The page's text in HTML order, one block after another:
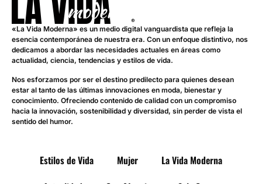
«La Vida Moderna» es un medio digital vanguardista que refleja la
esencia contemporánea de nuestra era. Con un enfoque distintivo, nos
dedicamos a abordar las necesidades actuales en áreas como
actualidad, ciencia, tendencias y estilos de vida.
Nos esforzamos por ser el destino predilecto para quienes desean
estar al tanto de las últimas innovaciones en moda, bienestar y
conocimiento. Ofreciendo contenido de calidad con un compromiso
hacia la innovación, sostenibilidad y diversidad, sin perder de vista el
sentido del humor.
Estilos de Vida Mujer
La Vida Moderna